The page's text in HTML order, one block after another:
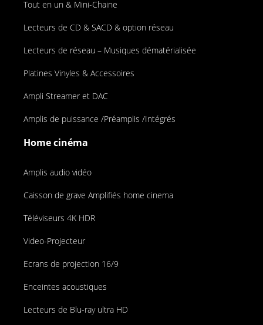
Tout en un & Mini-Chaine
Lecteurs de CD & SACD & option réseau
Lecteurs de réseau – Musiques dématérialisée
Platines Vinyles & Accessoires
Ampli Streamer et DAC
Amplis de puissance /Préamplis /Intégrés
Home cinéma
Amplis audio vidéo
Caisson de grave Amplifiés home cinema
Téléviseurs 4K HDR
Video-Projecteur
Ecrans de projection 16/9
Enceintes acoustiques
Lecteurs de Blu-ray ultra HD